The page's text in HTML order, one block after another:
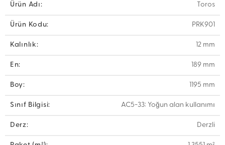
Ürün Adı: Toros
Ürün Kodu: PRK901
Kalınlık: 12 mm
En: 189 mm
Boy: 1195 mm
Sınıf Bilgisi: AC5-33: Yoğun alan kullanımı
Derz: Derzli